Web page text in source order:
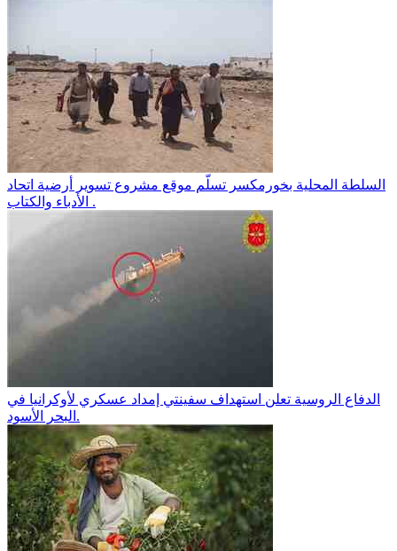
السلطة المحلية بخورمكسر تسلّم موقع مشروع تسوير أرضية اتحاد
الأدباء والكتاب .
الدفاع الروسية تعلن استهداف سفينتي إمداد عسكري لأوكرانيا في
البحر الأسود.